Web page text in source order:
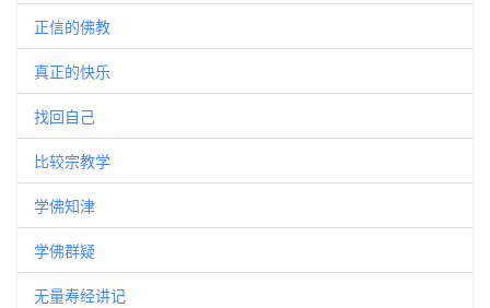
正信的佛教
真正的快乐
找回自己
比较宗教学
学佛知津
学佛群疑
无量寿经讲记